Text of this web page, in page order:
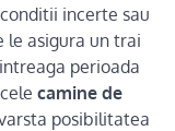
incerte sau
le asigura un trai
perioada
camine de
posibilitatea